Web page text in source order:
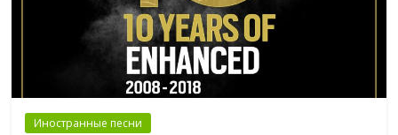
Иностранные песни